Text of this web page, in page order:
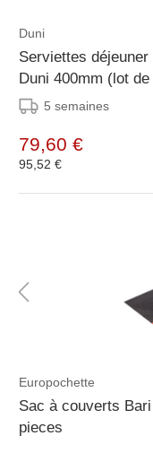
Duni
Serviettes
Duni 400mm (lot de
5 semaines
79,60 €
95,52 €
Europochette
Sac à couverts
pieces